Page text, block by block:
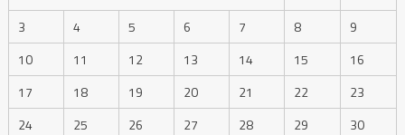
3
4 5 6 7 8
9
10
11 12 13 14 15
16
17
18 19 20 21 22
23
24
25 26 27 28 29
30